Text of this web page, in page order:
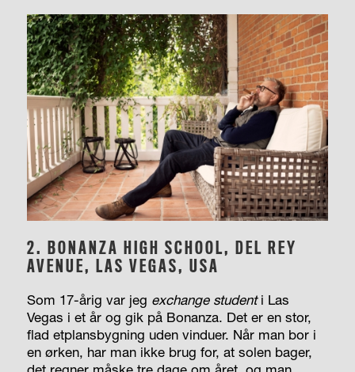
2. BONANZA HIGH SCHOOL, DEL REY
AVENUE, LAS VEGAS, USA
Som 17-årig var jeg exchange studenti Las
Vegas i et år og gik på Bonanza. Det er en stor,
flad etplansbygning uden vinduer. Når man bor i
en ørken, har man ikke brug for, at solen bager,